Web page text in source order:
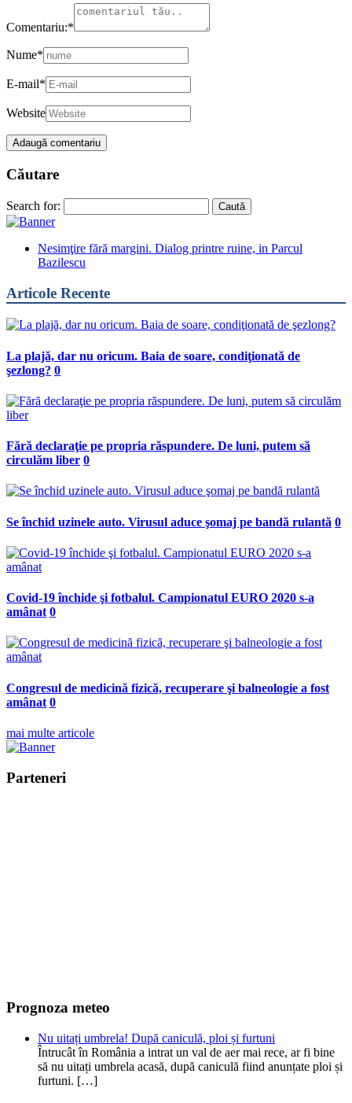
Comentariu:*
Nume*
E-mail*
Website
Căutare
Search for:
Nesimţire fără margini. Dialog printre ruine, in Parcul
Bazilescu
Articole Recente
La plajă, dar nu oricum. Baia de soare, condiţionată de
şezlong? 0
Fără declaraţie pe propria răspundere. De luni, putem să
circulăm liber 0
Se închid uzinele auto. Virusul aduce şomaj pe bandă rulantă 0
Covid-19 închide şi fotbalul. Campionatul EURO 2020 s-a
amânat 0
Congresul de medicină fizică, recuperare şi balneologie a fost
amânat 0
mai multe articole
Parteneri
Prognoza meteo
Nu uitați umbrela! După caniculă, ploi și furtuni
Întrucât în România a intrat un val de aer mai rece, ar fi bine
să nu uitați umbrela acasă, după caniculă fiind anunțate ploi și
furtuni. […]